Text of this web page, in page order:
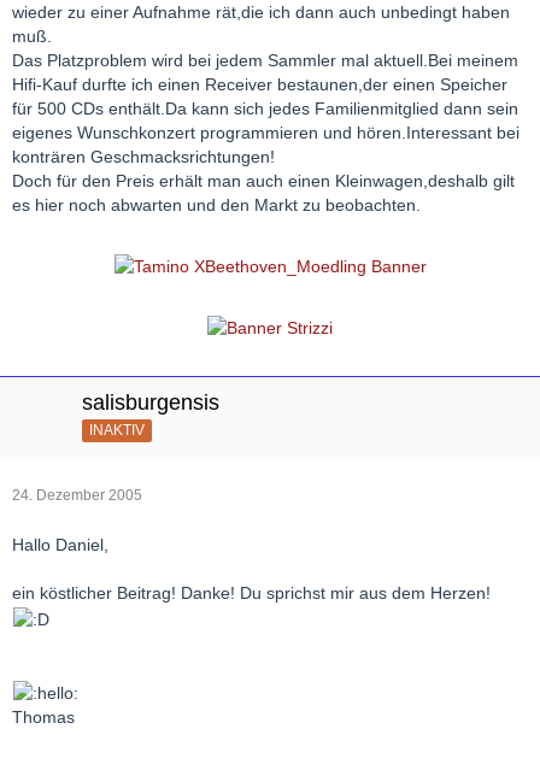
wieder zu einer Aufnahme rät,die ich dann auch unbedingt haben
muß.
Das Platzproblem wird bei jedem Sammler mal aktuell.Bei meinem
Hifi-Kauf durfte ich einen Receiver bestaunen,der einen Speicher
für 500 CDs enthält.Da kann sich jedes Familienmitglied dann sein
eigenes Wunschkonzert programmieren und hören.Interessant bei
konträren Geschmacksrichtungen!
Doch für den Preis erhält man auch einen Kleinwagen,deshalb gilt
es hier noch abwarten und den Markt zu beobachten.
salisburgensis
INAKTIV
24. Dezember 2005
Hallo Daniel,
ein köstlicher Beitrag! Danke! Du sprichst mir aus dem Herzen!
Thomas